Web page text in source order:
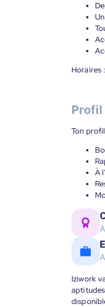
Horaires
Profil
Ton
À
Iziwork